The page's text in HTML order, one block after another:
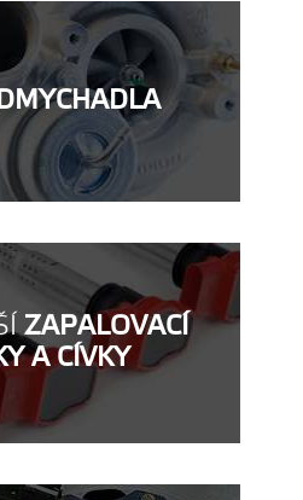
ZAPALOVACÍ
A CÍVKY